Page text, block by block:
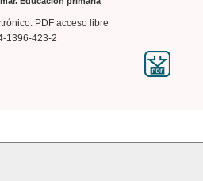
PDF acceso libre
1396-423-2